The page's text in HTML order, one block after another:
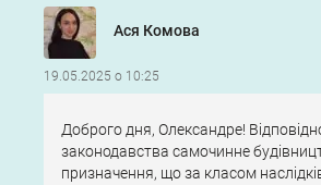
Ася Комова
19.05.2025 о 10:25
Доброго дня, Олександре!
законодавства самочинне
призначення, що за класом